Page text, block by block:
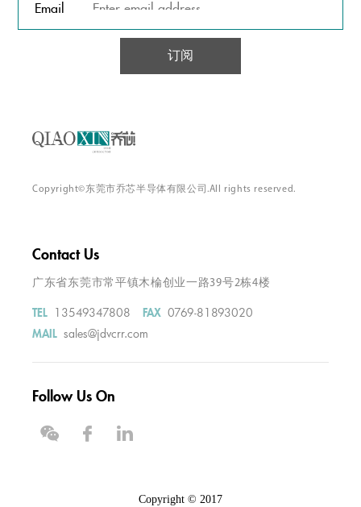
Email
订阅
Copyright©东莞市乔芯半导体有限公司.All rights reserved.
Contact Us
广东省东莞市常平镇木棆创业一路39号2栋4楼
TEL 13549347808 FAX 0769-81893020
MAIL sales@jdvcrr.com
Follow Us On
Copyright © 2017